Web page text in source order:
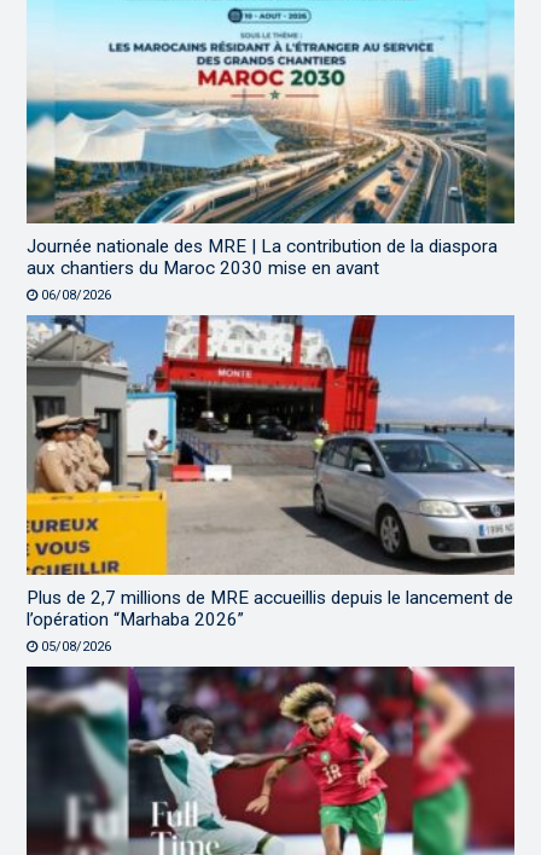
Journée nationale des MRE | La contribution de la diaspora
aux chantiers du Maroc 2030 mise en avant
06/08/2026
Plus de 2,7 millions de MRE accueillis depuis le lancement de
l’opération “Marhaba 2026”
05/08/2026